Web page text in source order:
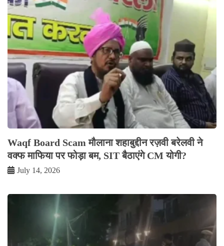
Waqf Board Scam मौलाना शहाबुद्दीन रज़वी बरेलवी ने
वक्फ माफिया पर फोड़ा बम, SIT बैठाएंगे CM योगी?
July 14, 2026